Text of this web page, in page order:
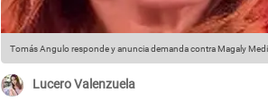
Tomás Angulo responde y anuncia demanda contra Magaly
Lucero Valenzuela